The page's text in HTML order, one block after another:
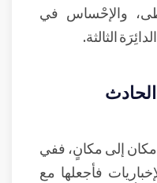
والإحْساس في
الثالثة.
مكان إلى مكانٍ، ففي
فأجعلها مع